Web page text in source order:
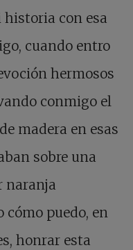
historia con esa
cuando entro
hermosos
conmigo el
madera en esas
sobre una
naranja
cómo puedo, en
honrar esta